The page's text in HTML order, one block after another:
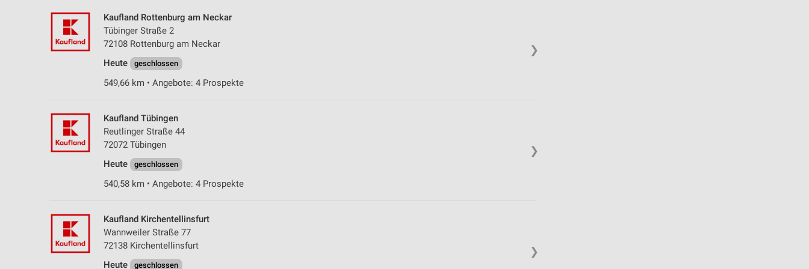
❯
Kaufland Rottenburg am Neckar
Tübinger Straße 2
72108 Rottenburg am Neckar
Heute
geschlossen
549,66 km • Angebote: 4 Prospekte
❯
Kaufland Tübingen
Reutlinger Straße 44
72072 Tübingen
Heute
geschlossen
540,58 km • Angebote: 4 Prospekte
❯
Kaufland Kirchentellinsfurt
Wannweiler Straße 77
72138 Kirchentellinsfurt
Heute
geschlossen